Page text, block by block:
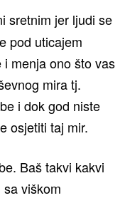
sretnim jer ljudi se
pod uticajem
menja ono što vas
mira tj.
i dok god niste
osjetiti taj mir.
Baš takvi kakvi
viškom